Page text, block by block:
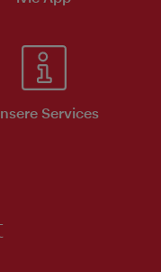
Services